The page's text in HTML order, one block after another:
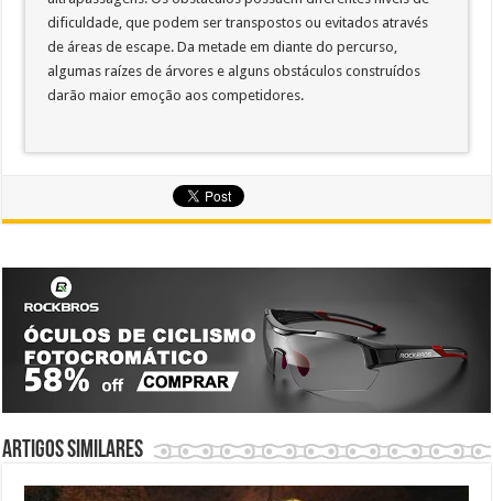
dificuldade, que podem ser transpostos ou evitados através
de áreas de escape. Da metade em diante do percurso,
algumas raízes de árvores e alguns obstáculos construídos
darão maior emoção aos competidores.
Artigos similares